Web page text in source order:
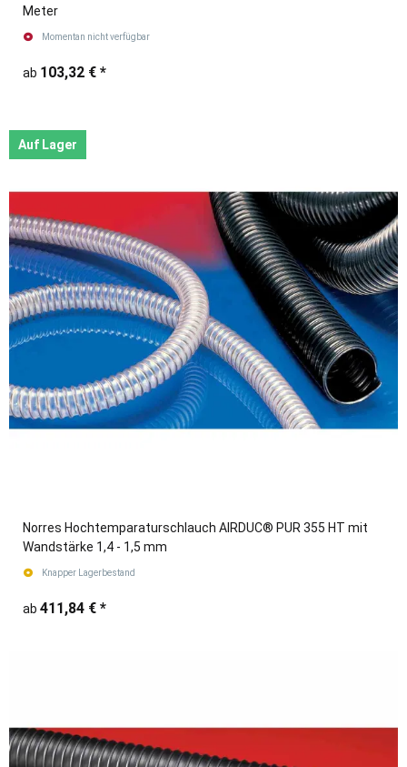
Meter
Momentan nicht verfügbar
ab 103,32 € *
Auf Lager
Norres Hochtemparaturschlauch AIRDUC® PUR 355 HT mit
Wandstärke 1,4 - 1,5 mm
Knapper Lagerbestand
ab 411,84 € *